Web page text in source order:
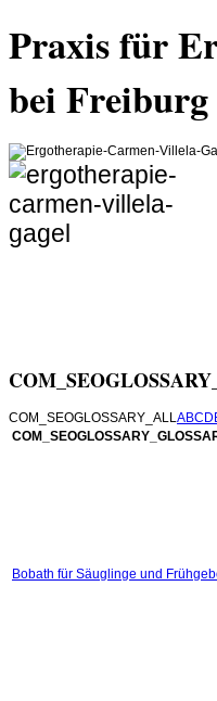
Praxis für
bei Freiburg
COM_SEOGLOSSARY_ALLABC D
Bobath für Säuglinge und